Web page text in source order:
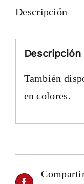
Descripción
Descripción
También
en colores.